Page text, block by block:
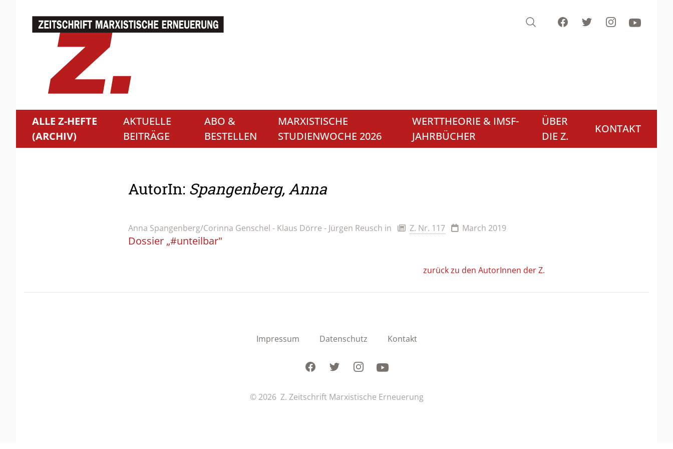
Search FacebookTwitterInstagramYoutube
ALLE Z-HEFTE
(ARCHIV)
AKTUELLE
BEITRÄGE
ABO &
BESTELLEN
MARXISTISCHE
STUDIENWOCHE 2026
WERTTHEORIE & IMSF-
JAHRBÜCHER
ÜBER
DIE Z.
KONTAKT
AutorIn: Spangenberg, Anna
Anna Spangenberg/Corinna Genschel - Klaus Dörre - Jürgen Reusch in Z. Nr. 117 March 2019
Dossier „#unteilbar"
zurück zu den AutorInnen der Z.
Impressum Datenschutz Kontakt
FacebookTwitterInstagramYoutube
© 2026 Z. Zeitschrift Marxistische Erneuerung